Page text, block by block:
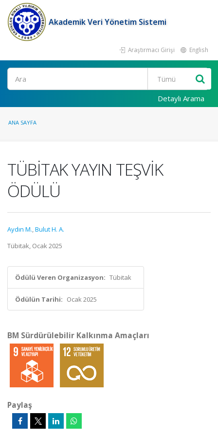
Akademik Veri Yönetim Sistemi
Araştırmacı Girişi English
Ara
Detaylı Arama
ANA SAYFA
TÜBİTAK YAYIN TEŞVİK
ÖDÜLÜ
Aydın M.,Bulut H. A.
Tübitak, Ocak 2025
Ödülü Veren Organizasyon: Tübitak
Ödülün Tarihi: Ocak 2025
BM Sürdürülebilir Kalkınma Amaçları
Paylaş